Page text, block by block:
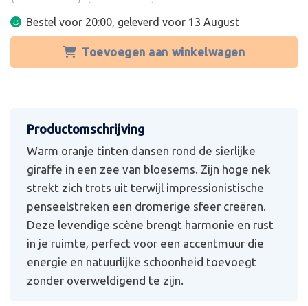
Bestel voor 20:00, geleverd voor 13 August
Toevoegen aan winkelwagen
Warm oranje tinten dansen rond de sierlijke
giraffe in een zee van bloesems. Zijn hoge nek
strekt zich trots uit terwijl impressionistische
penseelstreken een dromerige sfeer creëren.
Deze levendige scène brengt harmonie en rust
in je ruimte, perfect voor een accentmuur die
energie en natuurlijke schoonheid toevoegt
zonder overweldigend te zijn.